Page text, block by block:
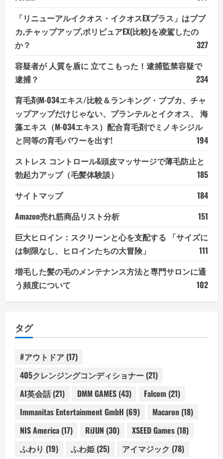
「リニューアルイクオス・イクオスEXプラス」はブブ
カ,チャップアップ,ポリピュアEX(比較)を凌駕したの
か？
327
容疑者が 人質を盾に 立てこもった！逮捕監禁容疑で
逮捕？
234
育毛剤M-034エキス/比較＆ランキング・ブブカ、チャ
ップアップだけじゃない、プランテルとイクオス、 海
藻エキス（M-034エキス）配合育毛剤でミノキシジル
と同等の育毛パワーを出す!
194
ストレス コントロール&頭皮マッサージで薄毛防止と
勃起力アップ（毛髪体験談）
185
サイトマップ
184
Amazon売れ筋商品リスト分析
151
巨大ヒロイン：スクリーンと心を支配する 「サイズに
は制限なし、ヒロインたちの大冒険」
111
増毛した髪の毛のメンテナンス方法と専門サロンに通
う頻度について
102
タグ
#アウトドア (17)
405クレンジングコンディショナー (21)
AI英会話(21) DMM GAMES (43) Falcom (21)
Immanitas Entertainment GmbH (69) Macaron (18)
NIS America (17) RiJUN (30) XSEED Games (18)
ふわり (19) ふわ姫 (25) アイマジック (78)